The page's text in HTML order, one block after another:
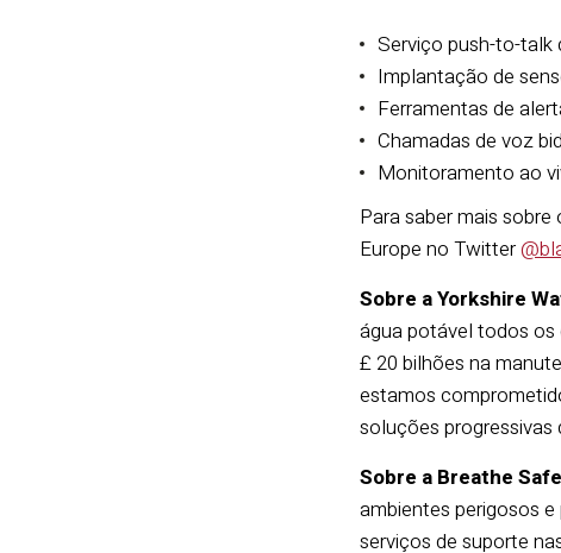
Serviço push-to-talk
Implantação de
Ferramentas de
Chamadas de voz
Monitoramento ao
Para saber mais
Europe no Twitter
Sobre a Yorkshire
água potável todos os
£ 20 bilhões na
estamos
soluções
Sobre a Breathe
ambientes perigosos
serviços de suporte